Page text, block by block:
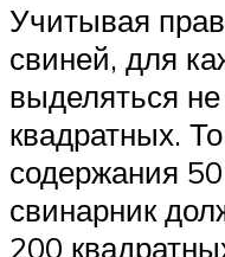
Учитывая
свиней, для
выделяться
квадратных.
содержания
свинарник
200